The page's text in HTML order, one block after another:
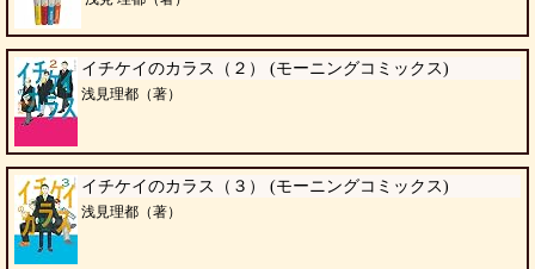
イチケイのカラス（２） (モーニングコミックス)
浅見理都（著）
イチケイのカラス（３） (モーニングコミックス)
浅見理都（著）